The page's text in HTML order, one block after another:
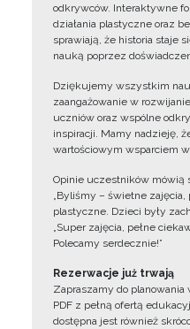
odkrywców. Interaktywne
działania plastyczne oraz
sprawiają, że historia staje
nauką poprzez
Dziękujemy wszystkim
zaangażowanie w
uczniów oraz wspólne
inspiracji. Mamy nadzieję,
wartościowym wsparciem
Opinie uczestników mówią
„Byliśmy – świetne
plastyczne. Dzieci były
„Super zajęcia, pełne
Polecamy serdecznie!”
Rezerwacje już trwają
Zapraszamy do
PDF z pełną ofertą
dostępna jest również